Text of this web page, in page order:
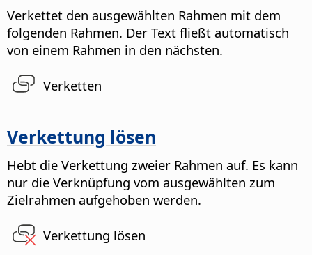
Verkettet den ausgewählten Rahmen mit dem
folgenden Rahmen. Der Text fließt automatisch
von einem Rahmen in den nächsten.
Verketten
Verkettung lösen
Hebt die Verkettung zweier Rahmen auf. Es kann
nur die Verknüpfung vom ausgewählten zum
Zielrahmen aufgehoben werden.
Verkettung lösen